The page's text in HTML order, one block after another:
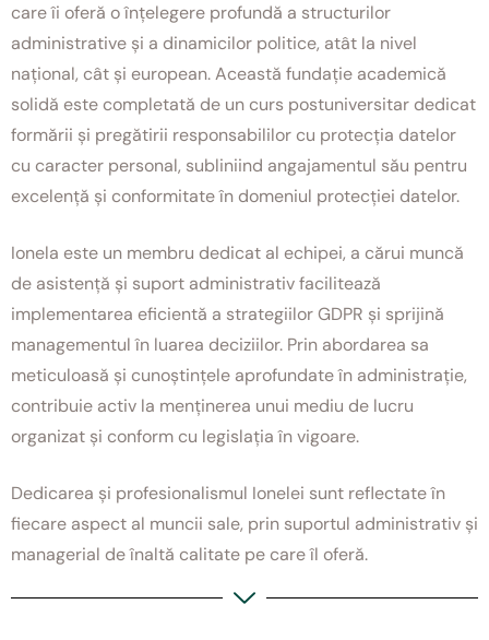
care îi oferă o înțelegere profundă a structurilor
administrative și a dinamicilor politice, atât la nivel
național, cât și european. Această fundație academică
solidă este completată de un curs postuniversitar dedicat
formării și pregătirii responsabililor cu protecția datelor
cu caracter personal, subliniind angajamentul său pentru
excelență și conformitate în domeniul protecției datelor.
Ionela este un membru dedicat al echipei, a cărui muncă
de asistență și suport administrativ facilitează
implementarea eficientă a strategiilor GDPR și sprijină
managementul în luarea deciziilor. Prin abordarea sa
meticuloasă și cunoștințele aprofundate în administrație,
contribuie activ la menținerea unui mediu de lucru
organizat și conform cu legislația în vigoare.
Dedicarea și profesionalismul Ionelei sunt reflectate în
fiecare aspect al muncii sale, prin suportul administrativ și
managerial de înaltă calitate pe care îl oferă.